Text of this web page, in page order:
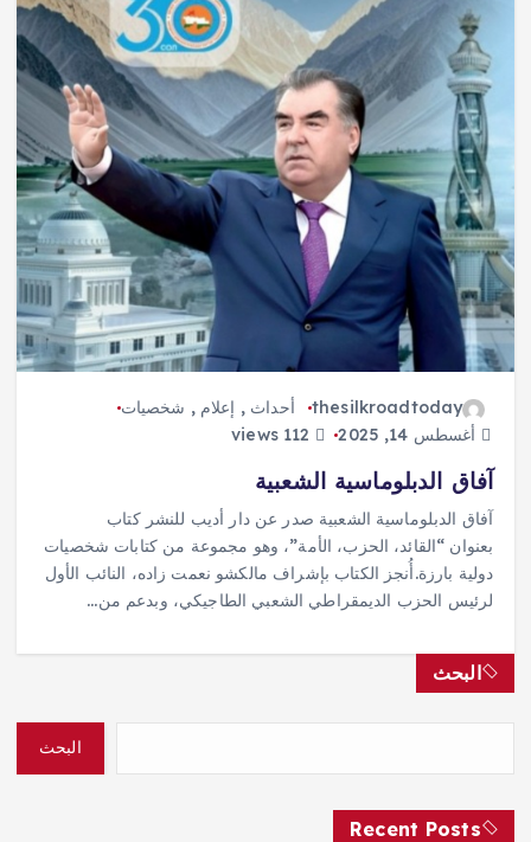
thesilkroadtoday أحداث , إعلام , شخصيات
أغسطس 14, 2025
آفاق الدبلوماسية الشعبية
آفاق الدبلوماسية الشعبية صدر عن دار أديب للنشر كتاب
بعنوان “القائد، الحزب، الأمة”، وهو مجموعة من كتابات شخصيات
دولية بارزة.أُنجز الكتاب بإشراف مالكشو نعمت زاده، النائب الأول
لرئيس الحزب الديمقراطي الشعبي الطاجيكي، وبدعم من…
البحث
البحث
Recent Posts